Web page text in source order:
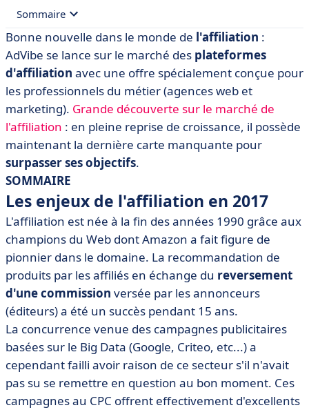
Sommaire
• Les enjeux de l'affiliation en 2017
• L'affiliation portée par le marketing d'influence
• AdVibe : la plateforme d'affiliation sur mesure émerge
en France
• Conclusion
Bonne nouvelle dans le monde de l'affiliation :
AdVibe se lance sur le marché des plateformes
d'affiliation avec une offre spécialement conçue pour
les professionnels du métier (agences web et
marketing). Grande découverte sur le marché de
l'affiliation : en pleine reprise de croissance, il possède
maintenant la dernière carte manquante pour
surpasser ses objectifs.
SOMMAIRE
Les enjeux de l'affiliation en 2017
L'affiliation est née à la fin des années 1990 grâce aux
champions du Web dont Amazon a fait figure de
pionnier dans le domaine. La recommandation de
produits par les affiliés en échange du reversement
d'une commission versée par les annonceurs
(éditeurs) a été un succès pendant 15 ans.
La concurrence venue des campagnes publicitaires
basées sur le Big Data (Google, Criteo, etc...) a
cependant failli avoir raison de ce secteur s'il n'avait
pas su se remettre en question au bon moment. Ces
campagnes au CPC offrent effectivement d'excellents